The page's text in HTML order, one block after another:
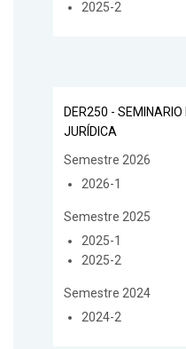
2025-2
DER250 - SEMINARIO
JURÍDICA
Semestre 2026
2026-1
Semestre 2025
2025-1
2025-2
Semestre 2024
2024-2